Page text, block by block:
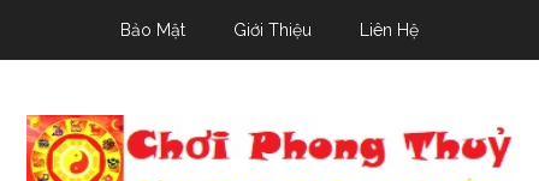
Bảo Mật Giới Thiệu Liên Hệ